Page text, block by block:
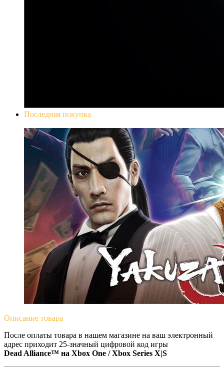
Последняя покупка
Описание товара
После оплаты товара в нашем магазине на ваш электронный
адрес приходит 25-значный цифровой код игры
Dead Alliance™ на Xbox One / Xbox Series X|S